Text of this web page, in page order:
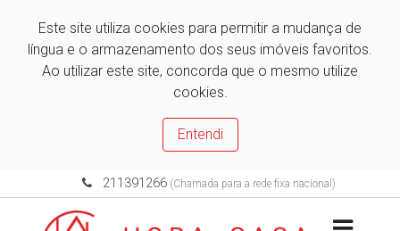
Este site utiliza cookies para permitir a mudança de
língua e o armazenamento dos seus imóveis favoritos.
Ao utilizar este site, concorda que o mesmo utilize
cookies.
Entendi
211391266(Chamada para a rede fixa nacional)